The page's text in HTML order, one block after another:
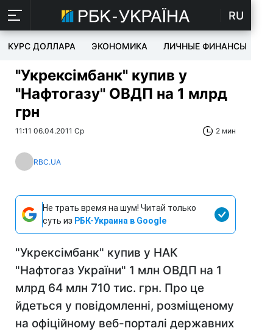
RU
КУРС ДОЛЛАРА ЭКОНОМИКА ЛИЧНЫЕ ФИНАНСЫ
"Укрексімбанк" купив у
"Нафтогазу" ОВДП на 1 млрд
грн
11:11 06.04.2011 Ср 2 мин
RBC.UA
Не трать время на шум! Читай только
суть из РБК-Украина в Google
"Укрексімбанк" купив у НАК
"Нафтогаз України" 1 млн ОВДП на 1
млрд 64 млн 710 тис. грн. Про це
йдеться у повідомленні, розміщеному
на офіційному веб-порталі державних